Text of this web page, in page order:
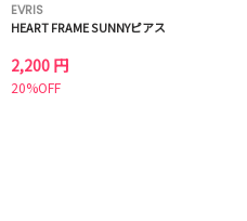
EVRIS
HEART FRAME SUNNYピアス
2,200 円
20%OFF